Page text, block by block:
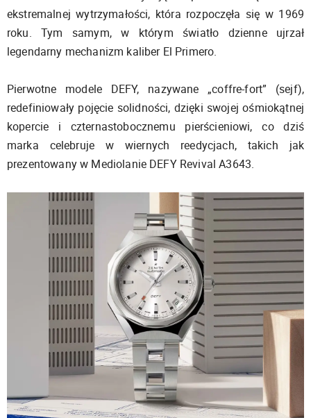
ekstremalnej wytrzymałości, która rozpoczęła się w 1969
roku. Tym samym, w którym światło dzienne ujrzał
legendarny mechanizm kaliber El Primero.
Pierwotne modele DEFY, nazywane „coffre-fort” (sejf),
redefiniowały pojęcie solidności, dzięki swojej ośmiokątnej
kopercie i czternastobocznemu pierścieniowi, co dziś
marka celebruje w wiernych reedycjach, takich jak
prezentowany w Mediolanie DEFY Revival A3643.